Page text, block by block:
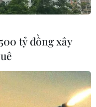
tỷ đồng xây